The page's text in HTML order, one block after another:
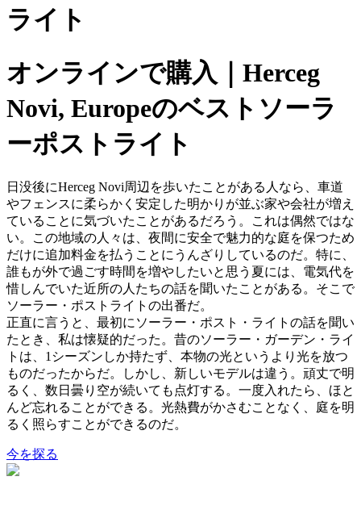
ライト
オンラインで購入｜Herceg
Novi, Europeのベストソーラ
ーポストライト
日没後にHerceg Novi周辺を歩いたことがある人なら、車道
やフェンスに柔らかく安定した明かりが並ぶ家や会社が増え
ていることに気づいたことがあるだろう。これは偶然ではな
い。この地域の人々は、夜間に安全で魅力的な庭を保つため
だけに追加料金を払うことにうんざりしているのだ。特に、
誰もが外で過ごす時間を増やしたいと思う夏には、電気代を
惜しんでいた近所の人たちの話を聞いたことがある。そこで
ソーラー・ポストライトの出番だ。
正直に言うと、最初にソーラー・ポスト・ライトの話を聞い
たとき、私は懐疑的だった。昔のソーラー・ガーデン・ライ
トは、1シーズンしか持たず、本物の光というより光を放つ
ものだったからだ。しかし、新しいモデルは違う。頑丈で明
るく、数日曇り空が続いても点灯する。一度入れたら、ほと
んど忘れることができる。光熱費がかさむことなく、庭を明
るく照らすことができるのだ。
今を探る